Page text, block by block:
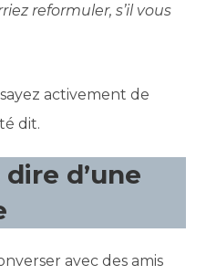
reformuler, s’il vous
activement de
dit.
d’une
avec des amis